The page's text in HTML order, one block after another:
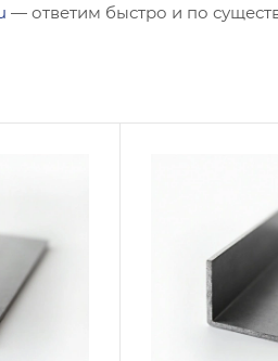
— ответим быстро и по
Высота,
90
Толщина,
Сплав /